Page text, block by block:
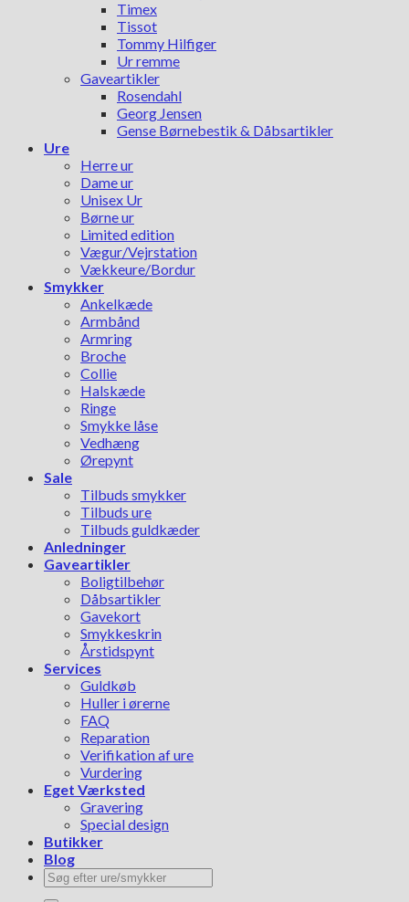
Timex
Tissot
Tommy Hilfiger
Ur remme
Gaveartikler
Rosendahl
Georg Jensen
Gense Børnebestik & Dåbsartikler
Ure
Herre ur
Dame ur
Unisex Ur
Børne ur
Limited edition
Vægur/Vejrstation
Vækkeure/Bordur
Smykker
Ankelkæde
Armbånd
Armring
Broche
Collie
Halskæde
Ringe
Smykke låse
Vedhæng
Ørepynt
Sale
Tilbuds smykker
Tilbuds ure
Tilbuds guldkæder
Anledninger
Gaveartikler
Boligtilbehør
Dåbsartikler
Gavekort
Smykkeskrin
Årstidspynt
Services
Guldkøb
Huller i ørerne
FAQ
Reparation
Verifikation af ure
Vurdering
Eget Værksted
Gravering
Special design
Butikker
Blog
Søg
efter: